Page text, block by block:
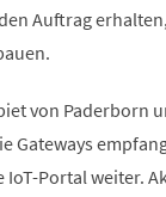
Auftrag
von Paderborn
Gateways
IoT-Portal weiter.